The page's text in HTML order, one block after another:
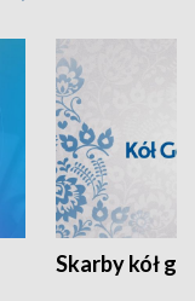
Skarby kół